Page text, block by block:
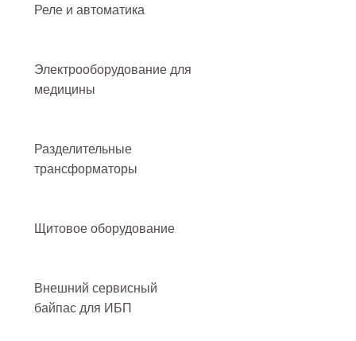
Реле и автоматика
Электрооборудование для
медицины
Разделительные
трансформаторы
Щитовое оборудование
Внешний сервисный
байпас для ИБП